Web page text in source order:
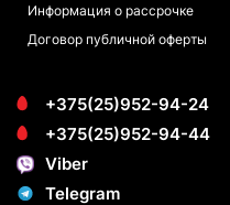
Информация о рассрочке
Договор публичной оферты
+375(25)952-94-24
+375(25)952-94-44
Viber
Telegram